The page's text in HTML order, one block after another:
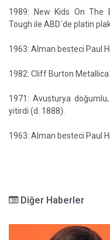
1989: New Kids On The
Tough ile ABD´de platin
1963: Alman besteci Paul
1982: Cliff Burton
1971: Avusturya doğumlu,
yitirdi (d. 1888).
1963: Alman besteci Paul
Diğer Haberler